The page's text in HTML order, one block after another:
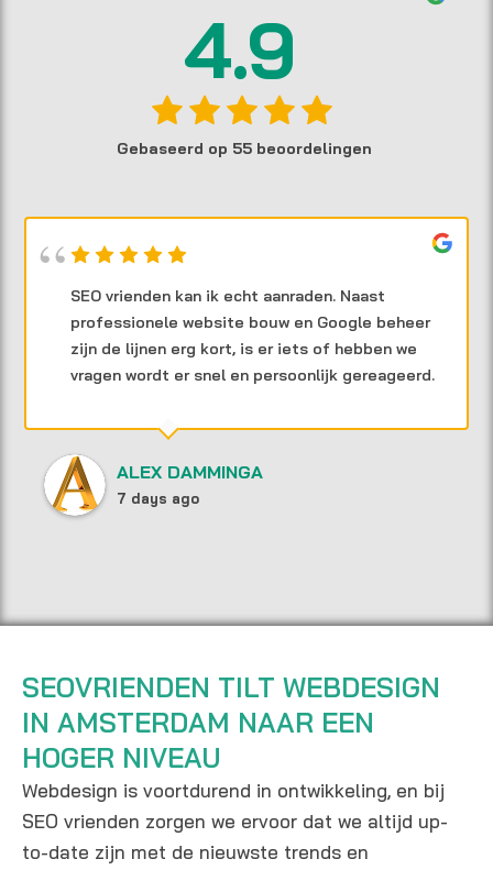
4.9
Gebaseerd op 55 beoordelingen
SEO vrienden kan ik echt aanraden. Naast
professionele website bouw en Google beheer
zijn de lijnen erg kort, is er iets of hebben we
vragen wordt er snel en persoonlijk gereageerd.
ALEX DAMMINGA
7 days ago
SEOVRIENDEN TILT WEBDESIGN
IN AMSTERDAM NAAR EEN
HOGER NIVEAU
Webdesign is voortdurend in ontwikkeling, en bij
SEO vrienden zorgen we ervoor dat we altijd up-
to-date zijn met de nieuwste trends en